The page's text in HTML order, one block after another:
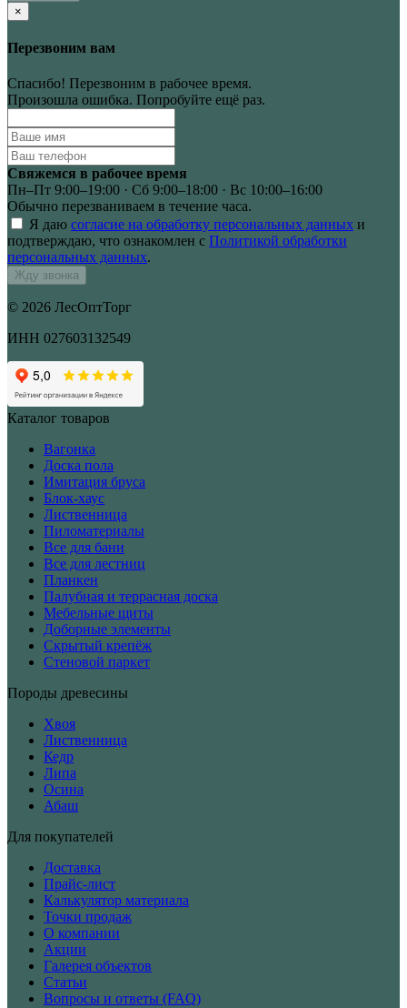
×
Перезвоним вам
Спасибо! Перезвоним в рабочее время.
Произошла ошибка. Попробуйте ещё раз.
Свяжемся в рабочее время
Пн–Пт 9:00–19:00 · Сб 9:00–18:00 · Вс 10:00–16:00
Обычно перезваниваем в течение часа.
Я даю согласие на обработку персональных данных и
подтверждаю, что ознакомлен с Политикой обработки
персональных данных.
Жду звонка
© 2026 ЛесОптТорг
ИНН 027603132549
Каталог товаров
Вагонка
Доска пола
Имитация бруса
Блок-хаус
Лиственница
Пиломатериалы
Все для бани
Все для лестниц
Планкен
Палубная и террасная доска
Мебельные щиты
Доборные элементы
Скрытый крепёж
Стеновой паркет
Породы древесины
Хвоя
Лиственница
Кедр
Липа
Осина
Абаш
Для покупателей
Доставка
Прайс-лист
Калькулятор материала
Точки продаж
О компании
Акции
Галерея объектов
Статьи
Вопросы и ответы (FAQ)